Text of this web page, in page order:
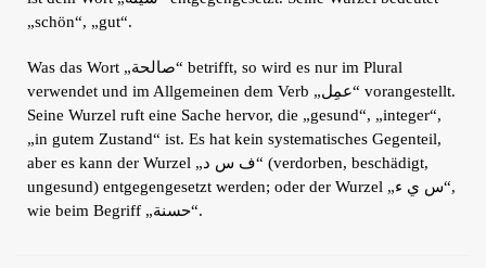
„schön“, „gut“.
Was das Wort „صالحة“ betrifft, so wird es nur im Plural
verwendet und im Allgemeinen dem Verb „عمِل“ vorangestellt.
Seine Wurzel ruft eine Sache hervor, die „gesund“, „integer“,
„in gutem Zustand“ ist. Es hat kein systematisches Gegenteil,
aber es kann der Wurzel „ف س د“ (verdorben, beschädigt,
ungesund) entgegengesetzt werden; oder der Wurzel „س ي ء“,
wie beim Begriff „حسنة“.